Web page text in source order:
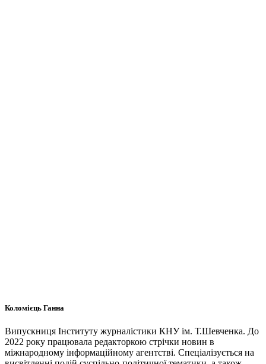
Коломієць Ганна
Випускниця Інституту журналістики КНУ ім. Т.Шевченка. До
2022 року працювала редакторкою стрічки новин в
міжнародному інформаційному агентстві. Спеціалізується на